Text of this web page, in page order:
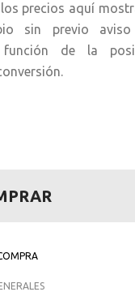
aquí
sin previo
función de la